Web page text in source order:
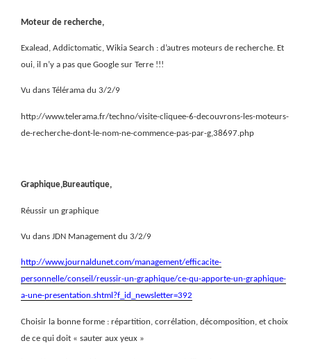
Moteur de recherche,
Exalead, Addictomatic, Wikia Search : d’autres moteurs de recherche. Et
oui, il n’y a pas que Google sur Terre !!!
Vu dans Télérama du 3/2/9
http://www.telerama.fr/techno/visite-cliquee-6-decouvrons-les-moteurs-
de-recherche-dont-le-nom-ne-commence-pas-par-g,38697.php
Graphique,Bureautique,
Réussir un graphique
Vu dans JDN Management du 3/2/9
http://www.journaldunet.com/management/efficacite-
personnelle/conseil/reussir-un-graphique/ce-qu-apporte-un-graphique-
a-une-presentation.shtml?f_id_newsletter=392
Choisir la bonne forme : répartition, corrélation, décomposition, et choix
de ce qui doit « sauter aux yeux »